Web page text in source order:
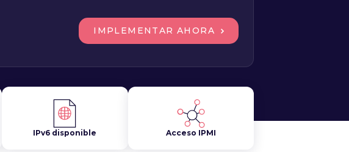
IMPLEMENTAR AHORA
IPv6 disponible Acceso IPMI